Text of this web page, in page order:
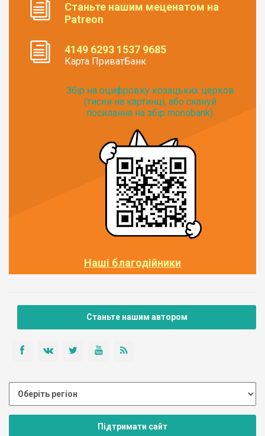
Станьте нашим меценатом на
Patreon
4149 6293 1537 9685
Карта ПриватБанк
Збір на оцифровку козацьких церков
(тисни на картинці, або скануй
посилання на збір monobank):
Наші благодійники
Станьте нашим автором
Підтримати сайт